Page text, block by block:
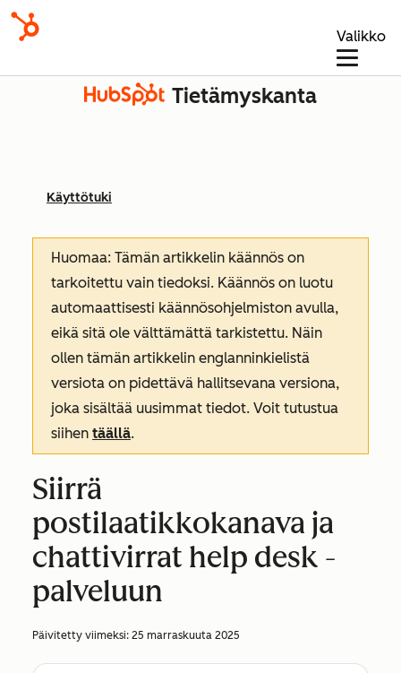
Valikko
Tietämyskanta
Käyttötuki
Huomaa: Tämän artikkelin käännös on
tarkoitettu vain tiedoksi. Käännös on luotu
automaattisesti käännösohjelmiston avulla,
eikä sitä ole välttämättä tarkistettu. Näin
ollen tämän artikkelin englanninkielistä
versiota on pidettävä hallitsevana versiona,
joka sisältää uusimmat tiedot. Voit tutustua
siihen täällä.
Siirrä
postilaatikkokanava ja
chattivirrat help desk -
palveluun
Päivitetty viimeksi: 25 marraskuuta 2025